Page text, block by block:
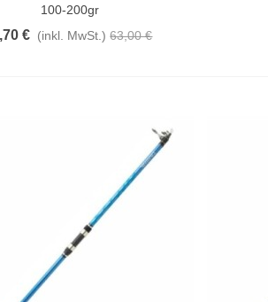
100-200gr
€ (inkl. MwSt.) 63,00 €